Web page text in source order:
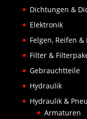
Dichtungen &
Elektronik
Felgen, Reifen &
Filter &
Gebrauchtteile
Hydraulik
Hydraulik &
Armaturen